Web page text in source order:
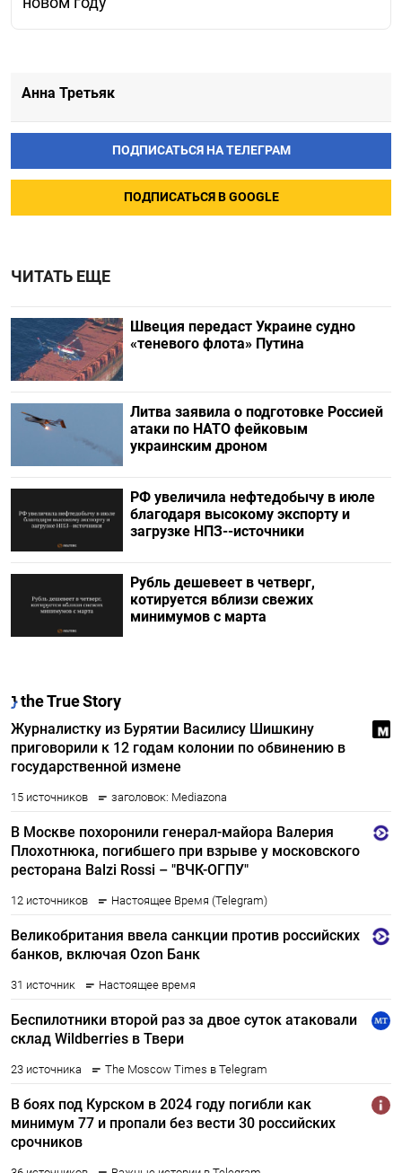
Анна Третьяк
ПОДПИСАТЬСЯ НА ТЕЛЕГРАМ
ПОДПИСАТЬСЯ В GOOGLE
ЧИТАТЬ ЕЩЕ
Швеция передаст Украине судно
«теневого флота» Путина
Литва заявила о подготовке Россией
атаки по НАТО фейковым
украинским дроном
РФ увеличила нефтедобычу в июле
благодаря высокому экспорту и
загрузке НПЗ--источники
Рубль дешевеет в четверг,
котируется вблизи свежих
минимумов с марта